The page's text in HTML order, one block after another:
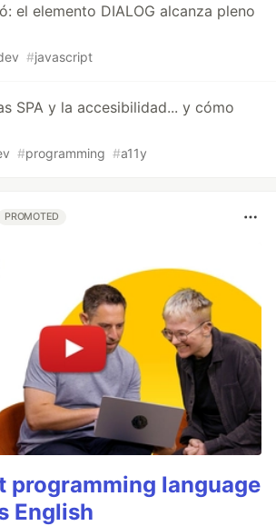
el elemento DIALOG alcanza pleno
#javascript
SPA y la accesibilidad... y cómo
#programming #a11y
PROMOTED
programming language
English